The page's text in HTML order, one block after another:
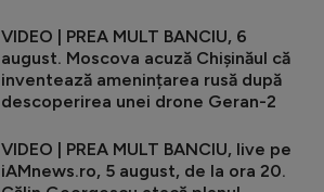
VIDEO | PREA MULT BANCIU, 6
august. Moscova acuză Chișinăul că
inventează amenințarea rusă după
descoperirea unei drone Geran-2
VIDEO | PREA MULT BANCIU, live pe
iAMnews.ro, 5 august, de la ora 20.